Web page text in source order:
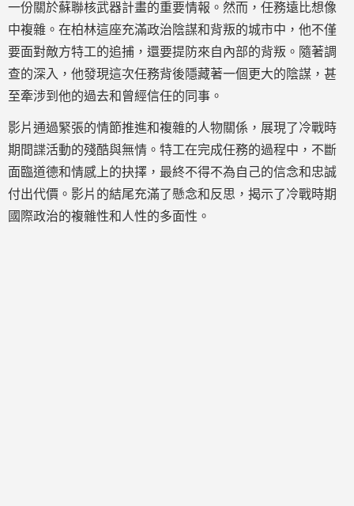
一份關於蘇聯核武器計畫的重要情報。然而，任務遠比想像
中複雜。在柏林這座充滿政治陰謀和背叛的城市中，他不僅
要面對敵方特工的追捕，還要提防來自內部的背叛。隨著調
查的深入，他發現這次任務背後隱藏著一個更大的陰謀，甚
至牽涉到他的過去和曾經信任的同事。
影片通過緊張的情節推進和複雜的人物關係，展現了冷戰時
期間諜活動的殘酷與無情。特工在完成任務的過程中，不斷
面臨道德和情感上的抉擇，最終不得不為自己的信念和忠誠
付出代價。影片的結尾充滿了懸念和反思，揭示了冷戰時期
國際政治的複雜性和人性的多面性。